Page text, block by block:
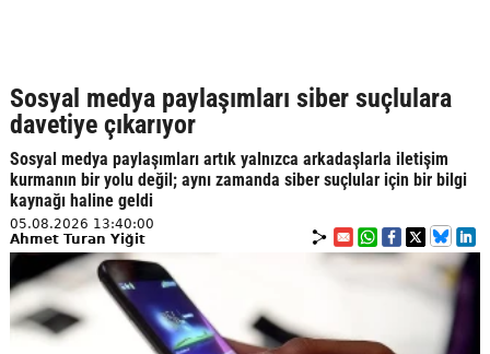
Sosyal medya paylaşımları siber suçlulara
davetiye çıkarıyor
Sosyal medya paylaşımları artık yalnızca arkadaşlarla iletişim
kurmanın bir yolu değil; aynı zamanda siber suçlular için bir bilgi
kaynağı haline geldi
05.08.2026 13:40:00
Ahmet Turan Yiğit